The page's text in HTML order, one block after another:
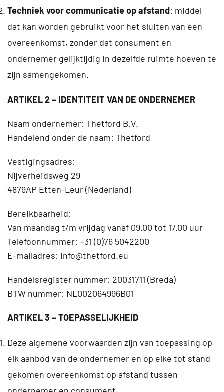
Techniek voor communicatie op afstand: middel
dat kan worden gebruikt voor het sluiten van een
overeenkomst, zonder dat consument en
ondernemer gelijktijdig in dezelfde ruimte hoeven te
zijn samengekomen.
ARTIKEL 2 – IDENTITEIT VAN DE ONDERNEMER
Naam ondernemer: Thetford B.V.
Handelend onder de naam: Thetford
Vestigingsadres:
Nijverheidsweg 29
4879AP Etten-Leur (Nederland)
Bereikbaarheid:
Van maandag t/m vrijdag vanaf 09.00 tot 17.00 uur
Telefoonnummer: +31 (0)76 5042200
E-mailadres: info@thetford.eu
Handelsregister nummer: 20031711 (Breda)
BTW nummer: NL002064996B01
ARTIKEL 3 – TOEPASSELIJKHEID
Deze algemene voorwaarden zijn van toepassing op
elk aanbod van de ondernemer en op elke tot stand
gekomen overeenkomst op afstand tussen